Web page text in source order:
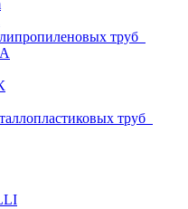
труб
труб